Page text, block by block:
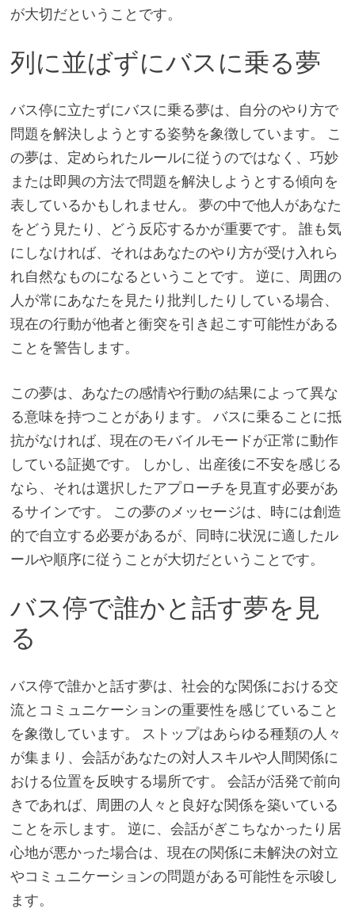
が大切だということです。
列に並ばずにバスに乗る夢
バス停に立たずにバスに乗る夢は、自分のやり方で
問題を解決しようとする姿勢を象徴しています。 こ
の夢は、定められたルールに従うのではなく、巧妙
または即興の方法で問題を解決しようとする傾向を
表しているかもしれません。 夢の中で他人があなた
をどう見たり、どう反応するかが重要です。 誰も気
にしなければ、それはあなたのやり方が受け入れら
れ自然なものになるということです。 逆に、周囲の
人が常にあなたを見たり批判したりしている場合、
現在の行動が他者と衝突を引き起こす可能性がある
ことを警告します。
この夢は、あなたの感情や行動の結果によって異な
る意味を持つことがあります。 バスに乗ることに抵
抗がなければ、現在のモバイルモードが正常に動作
している証拠です。 しかし、出産後に不安を感じる
なら、それは選択したアプローチを見直す必要があ
るサインです。 この夢のメッセージは、時には創造
的で自立する必要があるが、同時に状況に適したル
ールや順序に従うことが大切だということです。
バス停で誰かと話す夢を見
る
バス停で誰かと話す夢は、社会的な関係における交
流とコミュニケーションの重要性を感じていること
を象徴しています。 ストップはあらゆる種類の人々
が集まり、会話があなたの対人スキルや人間関係に
おける位置を反映する場所です。 会話が活発で前向
きであれば、周囲の人々と良好な関係を築いている
ことを示します。 逆に、会話がぎこちなかったり居
心地が悪かった場合は、現在の関係に未解決の対立
やコミュニケーションの問題がある可能性を示唆し
ます。